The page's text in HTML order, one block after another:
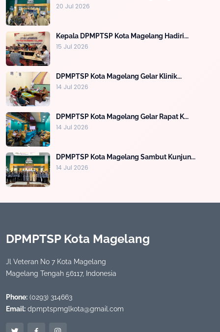
20 Jul 2026
Kepala DPMPTSP Kota Magelang Hadiri...
15 Jul 2026
DPMPTSP Kota Magelang Gelar Klinik...
14 Jul 2026
DPMPTSP Kota Magelang Gelar Rapat K...
14 Jul 2026
DPMPTSP Kota Magelang Sambut Kunjun...
14 Jul 2026
DPMPTSP Kota Magelang
Jl Veteran No 7 Kota Magelang
Magelang Tengah 56117, Indonesia
Phone: (0293) 314663
Email: dpmptspmglkota@gmail.com